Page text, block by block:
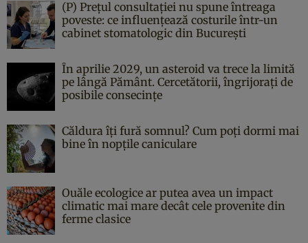
(P) Prețul consultației nu spune întreaga
poveste: ce influențează costurile într-un
cabinet stomatologic din București
În aprilie 2029, un asteroid va trece la limită
pe lângă Pământ. Cercetătorii, îngrijorați de
posibile consecințe
Căldura îți fură somnul? Cum poți dormi mai
bine în nopțile caniculare
Ouăle ecologice ar putea avea un impact
climatic mai mare decât cele provenite din
ferme clasice